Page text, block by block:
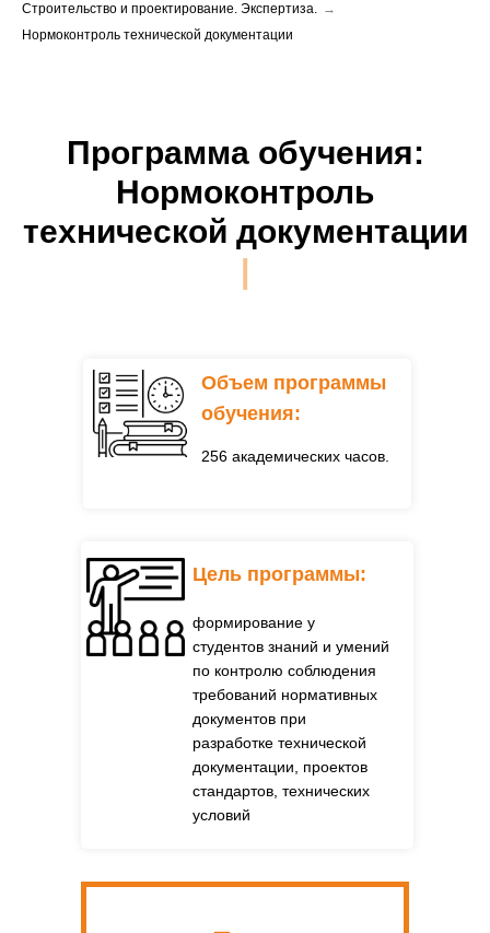
Строительство и проектирование. Экспертиза. →
Нормоконтроль технической документации
Программа обучения:
Нормоконтроль
технической документации
|
Цель программы:
256 академических часов.
Объем программы
обучения:
формирование у
студентов знаний и умений
по контролю соблюдения
требований нормативных
документов при
разработке технической
документации, проектов
стандартов, технических
условий